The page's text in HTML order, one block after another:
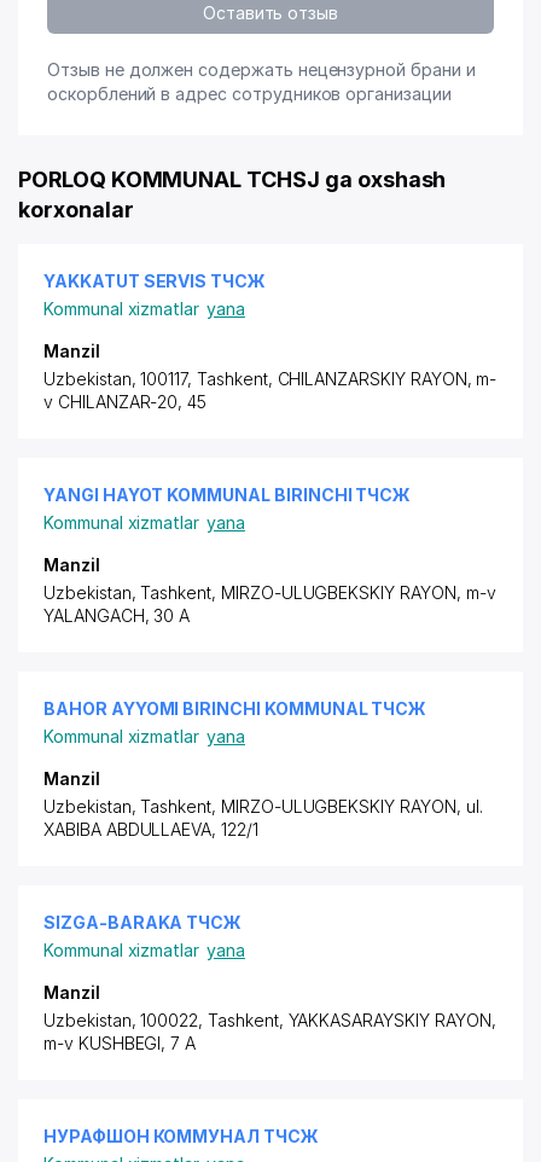
Оставить отзыв
Отзыв не должен содержать нецензурной брани и
оскорблений в адрес сотрудников организации
PORLOQ KOMMUNAL TCHSJ ga oxshash
korxonalar
YAKKATUT SERVIS ТЧСЖ
Kommunal xizmatlar yana
Manzil
Uzbekistan, 100117, Tashkent, CHILANZARSKIY RAYON, m-
v CHILANZAR-20, 45
YANGI HAYOT KOMMUNAL BIRINCHI ТЧСЖ
Kommunal xizmatlar yana
Manzil
Uzbekistan, Tashkent, MIRZO-ULUGBEKSKIY RAYON, m-v
YALANGACH, 30 A
BAHOR AYYOMI BIRINCHI KOMMUNAL ТЧСЖ
Kommunal xizmatlar yana
Manzil
Uzbekistan, Tashkent, MIRZO-ULUGBEKSKIY RAYON, ul.
XABIBA ABDULLAEVA, 122/1
SIZGA-BARAKA ТЧСЖ
Kommunal xizmatlar yana
Manzil
Uzbekistan, 100022, Tashkent, YAKKASARAYSKIY RAYON,
m-v KUSHBEGI, 7 A
НУРАФШОН КОММУНАЛ ТЧСЖ